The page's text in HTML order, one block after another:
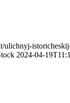
ulichnyj-
2024-04-